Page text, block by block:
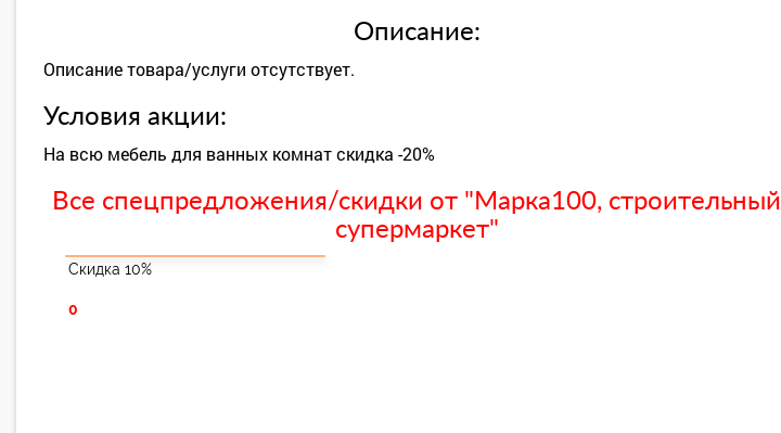
Описание:
Описание товара/услуги отсутствует.
Условия акции:
На всю мебель для ванных комнат скидка -20%
Все спецпредложения/скидки от "Марка100, строительный
супермаркет"
Скидка 10%
0